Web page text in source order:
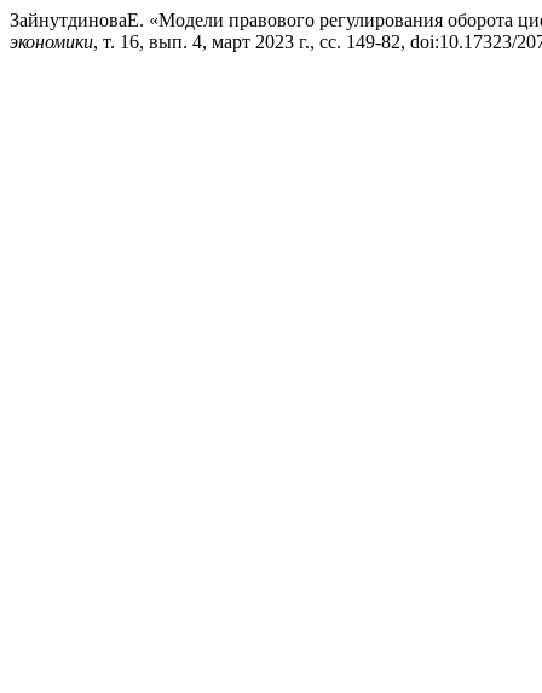
ЗайнутдиноваЕ. «Модели правового регулирования оборота
экономики, т. 16, вып. 4, март 2023 г., сс. 149-82, doi:10.17323/